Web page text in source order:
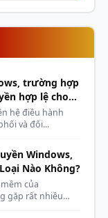
triết lý thiết kế
của người
vỏ kim loại, các
quạt hình
và chữ V xung
quạt.
HDR, 8K
mới có thể
trong
trường hợp
hợp lệ cho
hệ điều hành
và đối...
Windows,
Nào Không?
của
gặp rất nhiều